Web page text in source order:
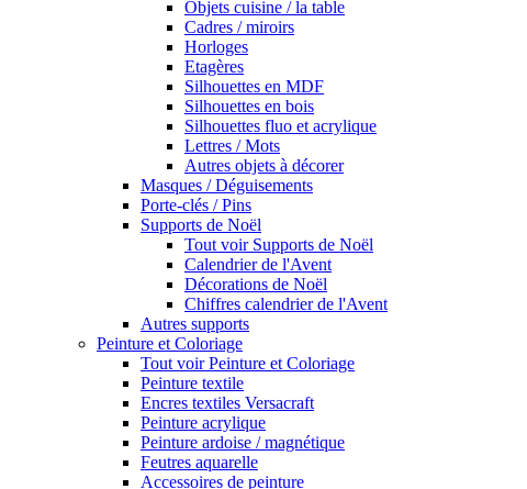
Objets cuisine / la table
Cadres / miroirs
Horloges
Etagères
Silhouettes en MDF
Silhouettes en bois
Silhouettes fluo et acrylique
Lettres / Mots
Autres objets à décorer
Masques / Déguisements
Porte-clés / Pins
Supports de Noël
Tout voir Supports de Noël
Calendrier de l'Avent
Décorations de Noël
Chiffres calendrier de l'Avent
Autres supports
Peinture et Coloriage
Tout voir Peinture et Coloriage
Peinture textile
Encres textiles Versacraft
Peinture acrylique
Peinture ardoise / magnétique
Feutres aquarelle
Accessoires de peinture